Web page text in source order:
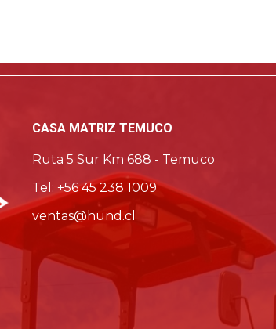
CASA MATRIZ TEMUCO
Ruta 5 Sur Km 688 - Temuco
Tel: +56 45 238 1009
ventas@hund.cl